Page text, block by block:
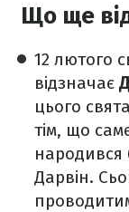
Що ще
12 лютого
відзначає
цього
тім, що
народився
Дарвін.